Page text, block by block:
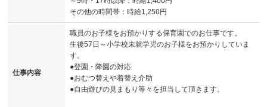
その他の時間帯：時給1,250円
仕事内容
職員のお子様をお預かりする保育園でのお仕事です。
生後57日～小学校未就学児のお子様をお預かりしていま
す。
●登園・降園の対応
●おむつ替えや着替え介助
●自由遊びの見まもり等々を担当して頂きます。